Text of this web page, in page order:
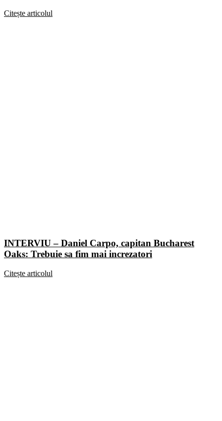
Citește articolul
INTERVIU – Daniel Carpo, capitan Bucharest
Oaks: Trebuie sa fim mai increzatori
Citește articolul